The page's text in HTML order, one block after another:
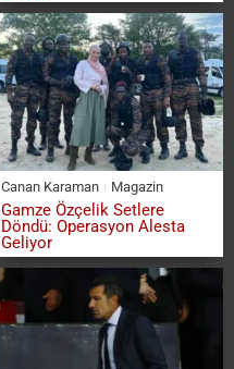
Canan Karaman Magazin
Gamze Özçelik Setlere
Döndü: Operasyon Alesta
Geliyor